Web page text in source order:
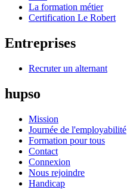
La formation métier
Certification Le Robert
Entreprises
Recruter un alternant
hupso
Mission
Journée de l'employabilité
Formation pour tous
Contact
Connexion
Nous rejoindre
Handicap